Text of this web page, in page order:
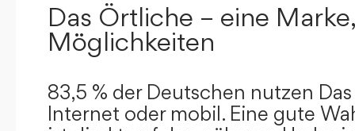
Das Örtliche – eine
Möglichkeiten
83,5 % der Deutschen nutzen
Internet oder mobil. Eine gute